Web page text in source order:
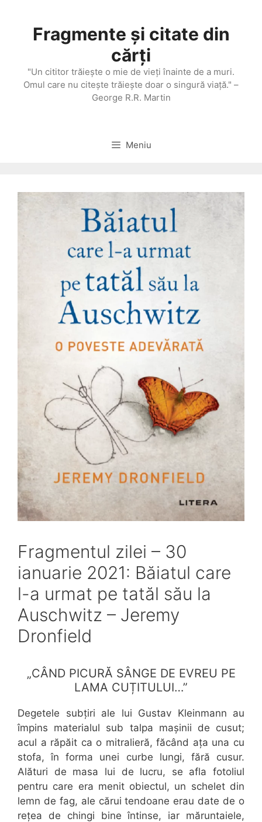
conținutFragmente și citate din
cărți
"Un cititor trăieşte o mie de vieţi înainte de a muri.
Omul care nu citeşte trăieşte doar o singură viaţă." –
George R.R. Martin
Meniu
Fragmentul zilei – 30
ianuarie 2021: Băiatul care
l-a urmat pe tatăl său la
Auschwitz – Jeremy
Dronfield
„CÂND PICURĂ SÂNGE DE EVREU PE
LAMA CUȚITULUI…”
Degetele subțiri ale lui Gustav Kleinmann au
împins materialul sub talpa mașinii de cusut;
acul a răpăit ca o mitralieră, făcând ața una cu
stofa, în forma unei curbe lungi, fără cusur.
Alături de masa lui de lucru, se afla fotoliul
pentru care era menit obiectul, un schelet din
lemn de fag, ale cărui tendoane erau date de o
rețea de chingi bine întinse, iar măruntaiele,